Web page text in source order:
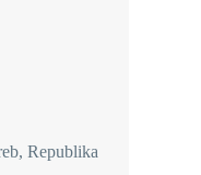
Republika